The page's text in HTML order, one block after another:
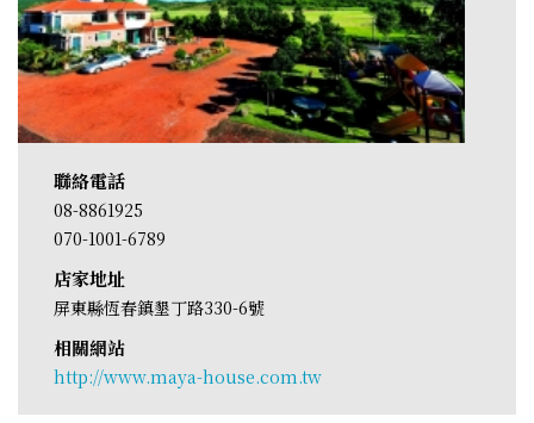
聯絡電話
08-8861925
070-1001-6789
店家地址
屏東縣恆春鎮墾丁路330-6號
相關網站
http://www.maya-house.com.tw